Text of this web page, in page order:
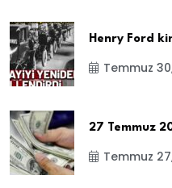
Henry Ford
Temmuz
27 Temmuz
Temmuz